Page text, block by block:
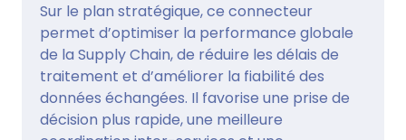
Sur le plan stratégique, ce connecteur
permet d’optimiser la performance globale
de la Supply Chain, de réduire les délais de
traitement et d’améliorer la fiabilité des
données échangées. Il favorise une prise de
décision plus rapide, une meilleure